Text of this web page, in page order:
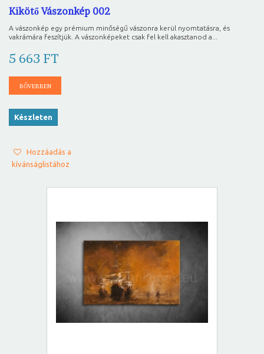
Kikötő Vászonkép 002
A vászonkép egy prémium minőségű vászonra kerül nyomtatásra, és
vakrámára feszítjük. A vászonképeket csak fel kell akasztanod a...
5 663 FT
BŐVEBBEN
Készleten
Hozzáadás a
kívánságlistához